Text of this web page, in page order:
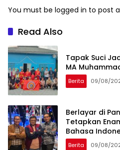
You must be logged in to post
Read Also
Tapak Suci
MA
Berita 09/08/
Berlayar di
Tetapkan
Bahasa
Berita 09/08/